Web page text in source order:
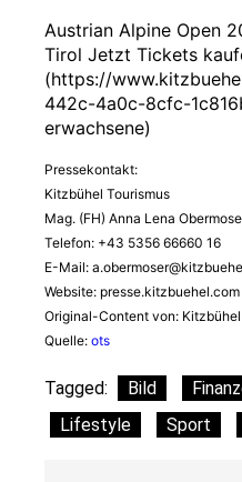
Austrian Alpine Open
Tirol Jetzt Tickets
(https://
442c-4a0c-8cfc-
erwachsene)
Pressekontakt:
Kitzbühel Tourismus
Mag. (FH) Anna Lena
Telefon: +43 5356 66660 16
E-Mail:
Website: presse.kitzbuehel.com
Original-Content von:
Quelle: ots
Tagged: Bild
Lifestyle
Sport